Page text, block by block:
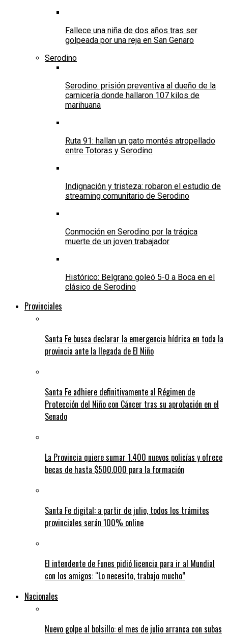
Fallece una niña de dos años tras ser
golpeada por una reja en San Genaro
Serodino
Serodino: prisión preventiva al dueño de la
carnicería donde hallaron 107 kilos de
marihuana
Ruta 91: hallan un gato montés atropellado
entre Totoras y Serodino
Indignación y tristeza: robaron el estudio de
streaming comunitario de Serodino
Conmoción en Serodino por la trágica
muerte de un joven trabajador
Histórico: Belgrano goleó 5-0 a Boca en el
clásico de Serodino
Provinciales
Santa Fe busca declarar la emergencia hídrica en toda la
provincia ante la llegada de El Niño
Santa Fe adhiere definitivamente al Régimen de
Protección del Niño con Cáncer tras su aprobación en el
Senado
La Provincia quiere sumar 1.400 nuevos policías y ofrece
becas de hasta $500.000 para la formación
Santa Fe digital: a partir de julio, todos los trámites
provinciales serán 100% online
El intendente de Funes pidió licencia para ir al Mundial
con los amigos: “Lo necesito, trabajo mucho”
Nacionales
Nuevo golpe al bolsillo: el mes de julio arranca con subas